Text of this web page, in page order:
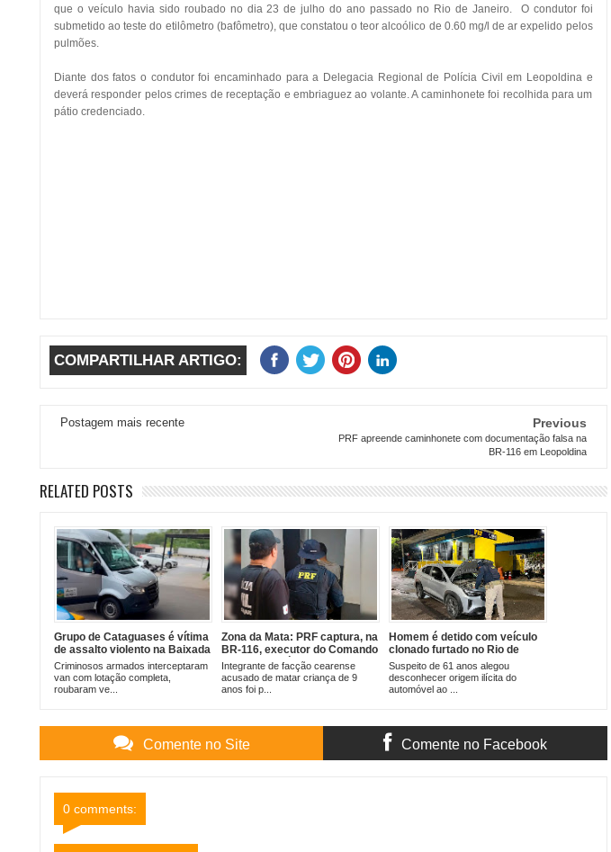
que o veículo havia sido roubado no dia 23 de julho do ano passado no Rio de Janeiro. O condutor foi
submetido ao teste do etilômetro (bafômetro), que constatou o teor alcoólico de 0.60 mg/l de ar expelido pelos
pulmões.
Diante dos fatos o condutor foi encaminhado para a Delegacia Regional de Polícia Civil em Leopoldina e
deverá responder pelos crimes de receptação e embriaguez ao volante. A caminhonete foi recolhida para um
pátio credenciado.
COMPARTILHAR ARTIGO:
Postagem mais recente Previous
PRF apreende caminhonete com documentação falsa na
BR-116 em Leopoldina
RELATED POSTS
Grupo de Cataguases é vítima
de assalto violento na Baixada
Fluminense a caminho de
ensaio de escola de samba
Criminosos armados interceptaram
van com lotação completa,
roubaram ve...
Zona da Mata: PRF captura, na
BR-116, executor do Comando
Vermelho após 13 dias de fuga
em Minas
Integrante de facção cearense
acusado de matar criança de 9
anos foi p...
Homem é detido com veículo
clonado furtado no Rio de
Janeiro durante blitz na BR-
116
Suspeito de 61 anos alegou
desconhecer origem ilícita do
automóvel ao ...
Comente no Site Comente no Facebook
0 comments: